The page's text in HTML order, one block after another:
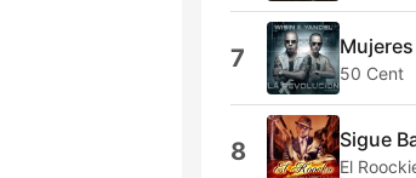
7 50 Cent
8 Sigue
El